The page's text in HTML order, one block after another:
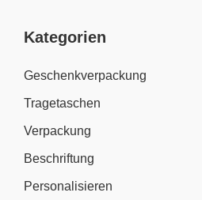
Kategorien
Geschenkverpackung
Tragetaschen
Verpackung
Beschriftung
Personalisieren